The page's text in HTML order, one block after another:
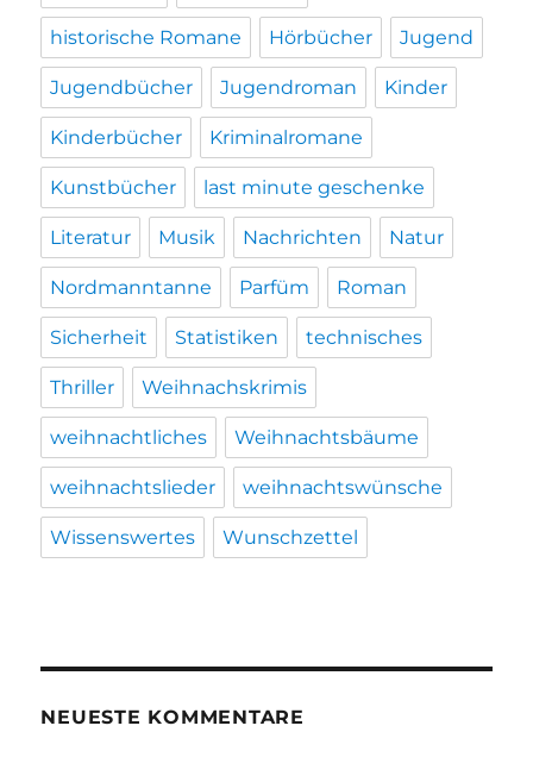
historische Romane Hörbücher Jugend
Jugendbücher Jugendroman Kinder
Kinderbücher Kriminalromane
Kunstbücher last minute geschenke
Literatur Musik Nachrichten Natur
Nordmanntanne Parfüm Roman
Sicherheit Statistiken technisches
Thriller Weihnachskrimis
weihnachtliches Weihnachtsbäume
weihnachtslieder weihnachtswünsche
Wissenswertes Wunschzettel
NEUESTE KOMMENTARE